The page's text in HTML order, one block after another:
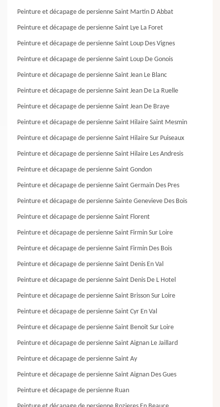
Peinture et décapage de persienne Saint Martin D Abbat
Peinture et décapage de persienne Saint Lye La Foret
Peinture et décapage de persienne Saint Loup Des Vignes
Peinture et décapage de persienne Saint Loup De Gonois
Peinture et décapage de persienne Saint Jean Le Blanc
Peinture et décapage de persienne Saint Jean De La Ruelle
Peinture et décapage de persienne Saint Jean De Braye
Peinture et décapage de persienne Saint Hilaire Saint Mesmin
Peinture et décapage de persienne Saint Hilaire Sur Puiseaux
Peinture et décapage de persienne Saint Hilaire Les Andresis
Peinture et décapage de persienne Saint Gondon
Peinture et décapage de persienne Saint Germain Des Pres
Peinture et décapage de persienne Sainte Genevieve Des Bois
Peinture et décapage de persienne Saint Florent
Peinture et décapage de persienne Saint Firmin Sur Loire
Peinture et décapage de persienne Saint Firmin Des Bois
Peinture et décapage de persienne Saint Denis En Val
Peinture et décapage de persienne Saint Denis De L Hotel
Peinture et décapage de persienne Saint Brisson Sur Loire
Peinture et décapage de persienne Saint Cyr En Val
Peinture et décapage de persienne Saint Benoit Sur Loire
Peinture et décapage de persienne Saint Aignan Le Jaillard
Peinture et décapage de persienne Saint Ay
Peinture et décapage de persienne Saint Aignan Des Gues
Peinture et décapage de persienne Ruan